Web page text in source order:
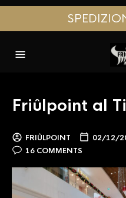
Friûlpoint al
FRIÛLPOINT 02/12/
16 COMMENTS